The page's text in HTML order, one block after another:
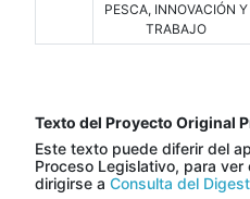
PESCA, INNOVACIÓN Y
TRABAJO
Texto del Proyecto Original
Este texto puede diferir del
Proceso Legislativo, para
dirigirse a Consulta del